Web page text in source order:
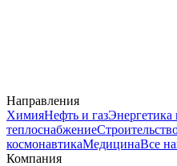
Направления
ХимияНефть и газЭнергетика
теплоснабжение
космонавтикаМедицинаВсе
Компания